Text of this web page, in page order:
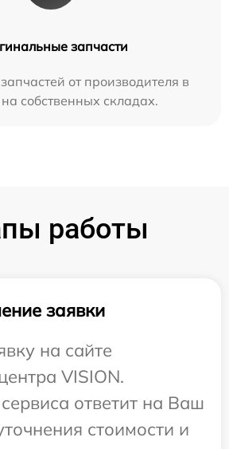
запчасти
от производителя в
собственных складах.
работы
заявки
на сайте
VISION.
ответит на Ваш
стоимости и